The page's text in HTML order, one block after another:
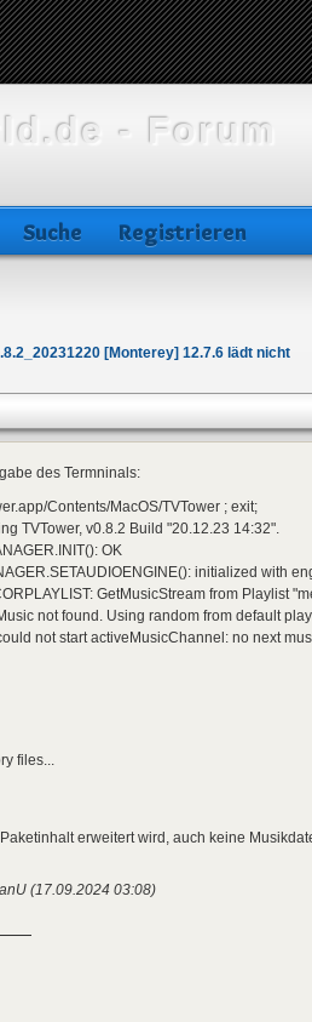
- Forum
Suche Registrieren
[Monterey] 12.7.6 lädt nicht
des Termninals:
Contents/MacOS/TVTower ; exit;
TVTower, v0.8.2 Build "20.12.23 14:32".
OK
initialized with
GetMusicStream from Playlist
found. Using random from default
start activeMusicChannel: no next
files...
erweitert wird, auch keine
(17.09.2024 03:08)